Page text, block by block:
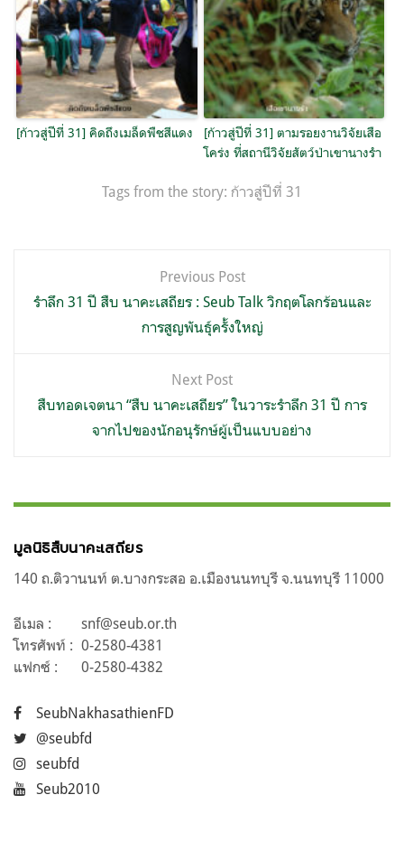
[ก้าวสู่ปีที่ 31] คิดถึงเมล็ดพืชสีแดง
[ก้าวสู่ปีที่ 31] ตามรอยงานวิจัยเสือ
โคร่ง ที่สถานีวิจัยสัตว์ป่าเขานางรำ
Tags from the story: ก้าวสู่ปีที่ 31
เรื่อง
Previous Post
รำลึก 31 ปี สืบ นาคะเสถียร : Seub Talk วิกฤตโลกร้อนและ
การสูญพันธุ์ครั้งใหญ่
Next Post
สืบทอดเจตนา “สืบ นาคะเสถียร” ในวาระรำลึก 31 ปี การ
จากไปของนักอนุรักษ์ผู้เป็นแบบอย่าง
มูลนิธิสืบนาคะเสถียร
140 ถ.ติวานนท์ ต.บางกระสอ อ.เมืองนนทบุรี จ.นนทบุรี 11000
อีเมล :
snf@seub.or.th
โทรศัพท์ : 0-2580-4381
แฟกซ์ :
0-2580-4382
SeubNakhasathienFD
@seubfd
seubfd
Seub2010